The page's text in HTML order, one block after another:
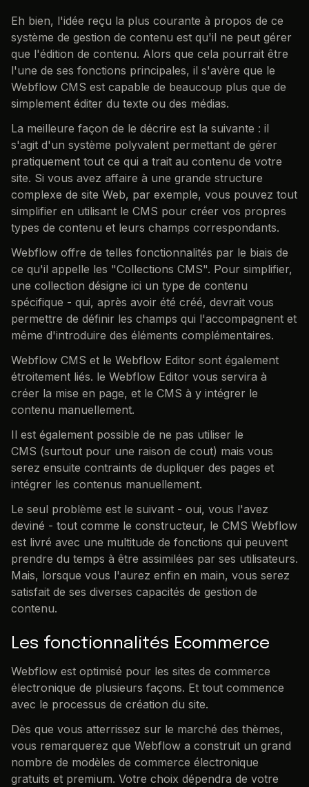
Eh bien, l'idée reçu la plus courante à propos de ce
système de gestion de contenu est qu'il ne peut gérer
que l'édition de contenu. Alors que cela pourrait être
l'une de ses fonctions principales, il s'avère que le
Webflow CMS est capable de beaucoup plus que de
simplement éditer du texte ou des médias.
La meilleure façon de le décrire est la suivante : il
s'agit d'un système polyvalent permettant de gérer
pratiquement tout ce qui a trait au contenu de votre
site. Si vous avez affaire à une grande structure
complexe de site Web, par exemple, vous pouvez tout
simplifier en utilisant le CMS pour créer vos propres
types de contenu et leurs champs correspondants.
Webflow offre de telles fonctionnalités par le biais de
ce qu'il appelle les "Collections CMS". Pour simplifier,
une collection désigne ici un type de contenu
spécifique - qui, après avoir été créé, devrait vous
permettre de définir les champs qui l'accompagnent et
même d'introduire des éléments complémentaires.
Webflow CMS et le Webflow Editor sont également
étroitement liés. le Webflow Editor vous servira à
créer la mise en page, et le CMS à y intégrer le
contenu manuellement.
Il est également possible de ne pas utiliser le
CMS (surtout pour une raison de cout) mais vous
serez ensuite contraints de dupliquer des pages et
intégrer les contenus manuellement.
Le seul problème est le suivant - oui, vous l'avez
deviné - tout comme le constructeur, le CMS Webflow
est livré avec une multitude de fonctions qui peuvent
prendre du temps à être assimilées par ses utilisateurs.
Mais, lorsque vous l'aurez enfin en main, vous serez
satisfait de ses diverses capacités de gestion de
contenu.
Les fonctionnalités Ecommerce
Webflow est optimisé pour les sites de commerce
électronique de plusieurs façons. Et tout commence
avec le processus de création du site.
Dès que vous atterrissez sur le marché des thèmes,
vous remarquerez que Webflow a construit un grand
nombre de modèles de commerce électronique
gratuits et premium. Votre choix dépendra de votre